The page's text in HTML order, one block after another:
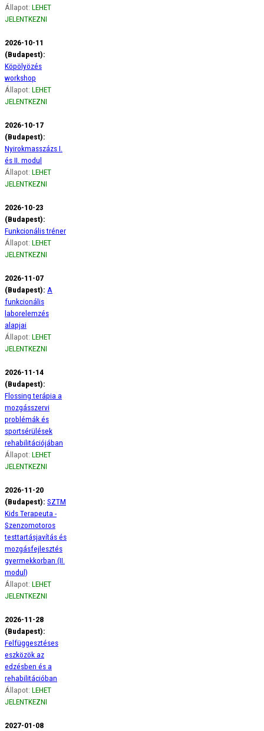
Állapot: LEHET
JELENTKEZNI
2026-10-11
(Budapest):
Köpölyözés
workshop
Állapot: LEHET
JELENTKEZNI
2026-10-17
(Budapest):
Nyirokmasszázs I.
és II. modul
Állapot: LEHET
JELENTKEZNI
2026-10-23
(Budapest):
Funkcionális tréner
Állapot: LEHET
JELENTKEZNI
2026-11-07
(Budapest): A
funkcionális
laborelemzés
alapjai
Állapot: LEHET
JELENTKEZNI
2026-11-14
(Budapest):
Flossing terápia a
mozgásszervi
problémák és
sportsérülések
rehabilitációjában
Állapot: LEHET
JELENTKEZNI
2026-11-20
(Budapest): SZTM
Kids Terapeuta -
Szenzomotoros
testtartásjavítás és
mozgásfejlesztés
gyermekkorban (II.
modul)
Állapot: LEHET
JELENTKEZNI
2026-11-28
(Budapest):
Felfüggesztéses
eszközök az
edzésben és a
rehabilitációban
Állapot: LEHET
JELENTKEZNI
2027-01-08